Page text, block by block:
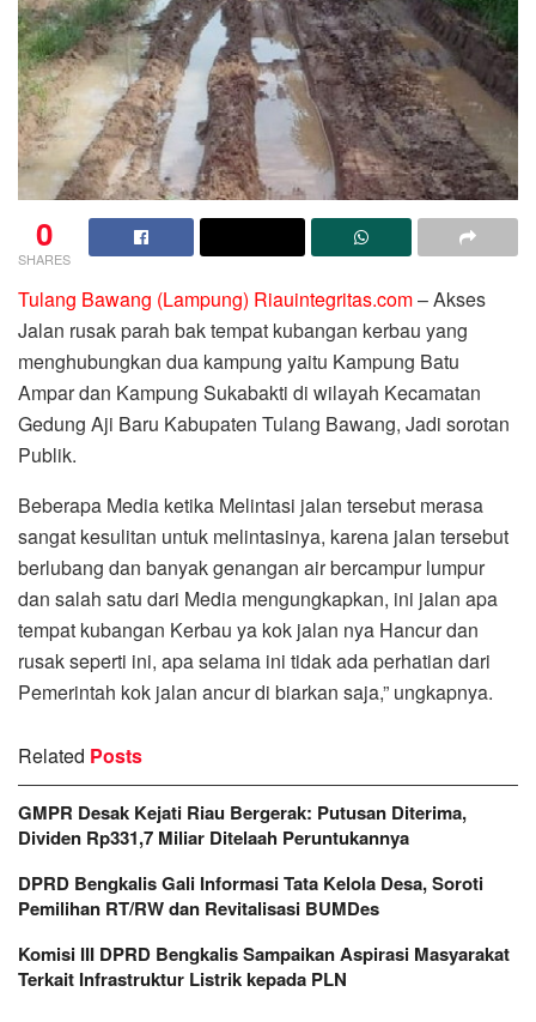
0
SHARES
Tulang Bawang (Lampung) Riauintegritas.com– Akses
Jalan rusak parah bak tempat kubangan kerbau yang
menghubungkan dua kampung yaitu Kampung Batu
Ampar dan Kampung Sukabakti di wilayah Kecamatan
Gedung Aji Baru Kabupaten Tulang Bawang, Jadi sorotan
Publik.
Beberapa Media ketika Melintasi jalan tersebut merasa
sangat kesulitan untuk melintasinya, karena jalan tersebut
berlubang dan banyak genangan air bercampur lumpur
dan salah satu dari Media mengungkapkan, ini jalan apa
tempat kubangan Kerbau ya kok jalan nya Hancur dan
rusak seperti ini, apa selama ini tidak ada perhatian dari
Pemerintah kok jalan ancur di biarkan saja,” ungkapnya.
Related Posts
GMPR Desak Kejati Riau Bergerak: Putusan Diterima,
Dividen Rp331,7 Miliar Ditelaah Peruntukannya
DPRD Bengkalis Gali Informasi Tata Kelola Desa, Soroti
Pemilihan RT/RW dan Revitalisasi BUMDes
Komisi III DPRD Bengkalis Sampaikan Aspirasi Masyarakat
Terkait Infrastruktur Listrik kepada PLN